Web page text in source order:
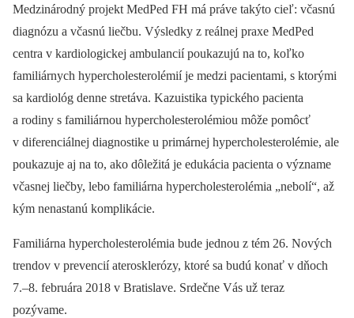
Medzinárodný projekt MedPed FH má práve takýto cieľ: včasnú
diagnózu a včasnú liečbu. Výsledky z reálnej praxe MedPed
centra v kardiologickej ambulancií poukazujú na to, koľko
familiárnych hypercholesterolémií je medzi pacientami, s ktorými
sa kardiológ denne stretáva. Kazuistika typického pacienta
a rodiny s familiárnou hypercholesterolémiou môže pomôcť
v diferenciálnej diagnostike u primárnej hypercholesterolémie, ale
poukazuje aj na to, ako dôležitá je edukácia pacienta o význame
včasnej liečby, lebo familiárna hypercholesterolémia „nebolí“, až
kým nenastanú komplikácie.
Familiárna hypercholesterolémia bude jednou z tém 26. Nových
trendov v prevencií aterosklerózy, ktoré sa budú konať v dňoch
7.–8. februára 2018 v Bratislave. Srdečne Vás už teraz
pozývame.